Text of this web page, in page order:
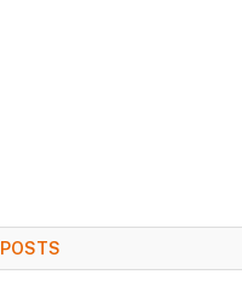
POSTS